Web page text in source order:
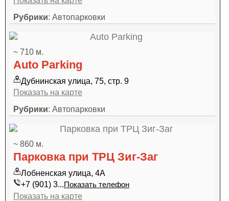
Рубрики: Автопарковки
~ 710 м.
Auto Parking
Дубнинская улица, 75, стр. 9
Показать на карте
Рубрики: Автопарковки
~ 860 м.
Парковка при ТРЦ Зиг-Заг
Лобненская улица, 4А
+7 (901) 3...Показать телефон
Показать на карте